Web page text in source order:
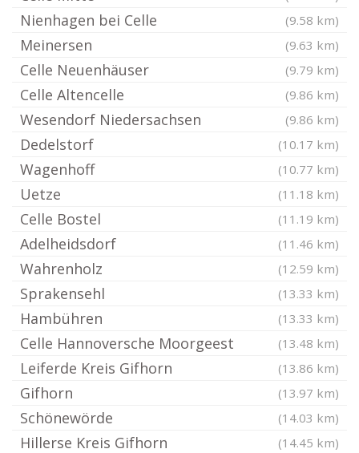
Nienhagen bei Celle (9.58 km)
Meinersen (9.63 km)
Celle Neuenhäuser (9.79 km)
Celle Altencelle (9.86 km)
Wesendorf Niedersachsen (9.86 km)
Dedelstorf (10.17 km)
Wagenhoff (10.77 km)
Uetze (11.18 km)
Celle Bostel (11.19 km)
Adelheidsdorf (11.46 km)
Wahrenholz (12.59 km)
Sprakensehl (13.33 km)
Hambühren (13.33 km)
Celle Hannoversche Moorgeest (13.48 km)
Leiferde Kreis Gifhorn (13.86 km)
Gifhorn (13.97 km)
Schönewörde (14.03 km)
Hillerse Kreis Gifhorn (14.45 km)